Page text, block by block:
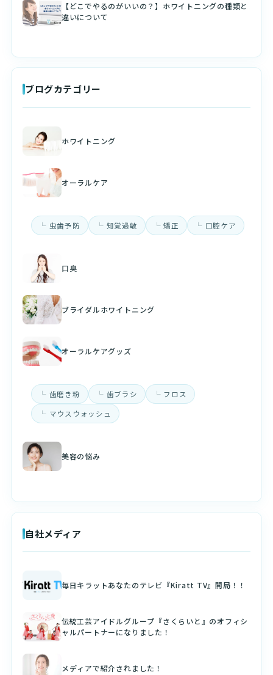
【どこでやるのがいいの？】ホワイトニングの種類と
違いについて
ブログカテゴリー
ホワイトニング
オーラルケア
虫歯予防 知覚過敏 矯正 口腔ケア
口臭
ブライダルホワイトニング
オーラルケアグッズ
歯磨き粉 歯ブラシ
フロス
マウスウォッシュ
美容の悩み
自社メディア
毎日キラットあなたのテレビ『Kiratt TV』開局！！
伝統工芸アイドルグループ『さくらいと』のオフィシ
ャルパートナーになりました！
メディアで紹介されました！